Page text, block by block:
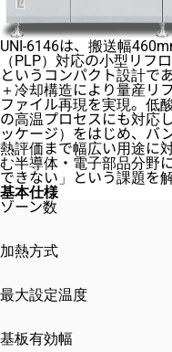
UNI-6146は、搬送幅
（PLP）対応の小型リフ
というコンパクト設計で
＋冷却構造により量産リ
ファイル再現を実現。低
の高温プロセスにも対応
ッケージ）をはじめ、バ
熱評価まで幅広い用途に
む半導体・電子部品分野
できない」という課題を
基本仕様
ゾーン数
加熱方式
最大設定温度
基板有効幅